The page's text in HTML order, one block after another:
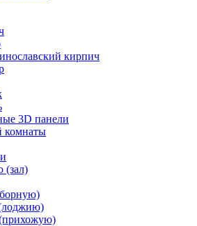
кирпич
3D панели
комнаты
(зал)